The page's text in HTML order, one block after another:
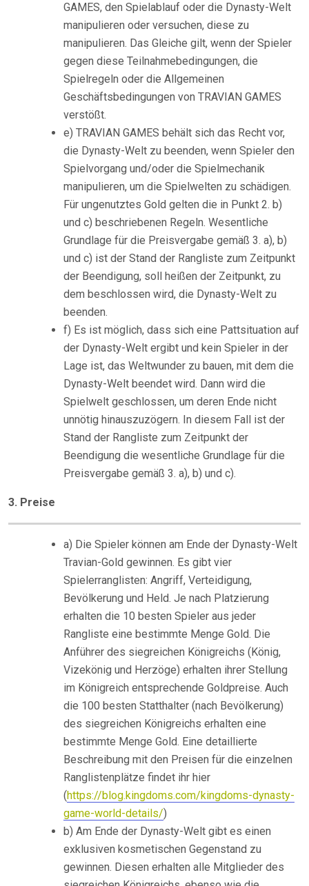
GAMES, den Spielablauf oder die Dynasty-Welt
manipulieren oder versuchen, diese zu
manipulieren. Das Gleiche gilt, wenn der Spieler
gegen diese Teilnahmebedingungen, die
Spielregeln oder die Allgemeinen
Geschäftsbedingungen von TRAVIAN GAMES
verstößt.
e) TRAVIAN GAMES behält sich das Recht vor,
die Dynasty-Welt zu beenden, wenn Spieler den
Spielvorgang und/oder die Spielmechanik
manipulieren, um die Spielwelten zu schädigen.
Für ungenutztes Gold gelten die in Punkt 2. b)
und c) beschriebenen Regeln. Wesentliche
Grundlage für die Preisvergabe gemäß 3. a), b)
und c) ist der Stand der Rangliste zum Zeitpunkt
der Beendigung, soll heißen der Zeitpunkt, zu
dem beschlossen wird, die Dynasty-Welt zu
beenden.
f) Es ist möglich, dass sich eine Pattsituation auf
der Dynasty-Welt ergibt und kein Spieler in der
Lage ist, das Weltwunder zu bauen, mit dem die
Dynasty-Welt beendet wird. Dann wird die
Spielwelt geschlossen, um deren Ende nicht
unnötig hinauszuzögern. In diesem Fall ist der
Stand der Rangliste zum Zeitpunkt der
Beendigung die wesentliche Grundlage für die
Preisvergabe gemäß 3. a), b) und c).
3. Preise
a) Die Spieler können am Ende der Dynasty-Welt
Travian-Gold gewinnen. Es gibt vier
Spielerranglisten: Angriff, Verteidigung,
Bevölkerung und Held. Je nach Platzierung
erhalten die 10 besten Spieler aus jeder
Rangliste eine bestimmte Menge Gold. Die
Anführer des siegreichen Königreichs (König,
Vizekönig und Herzöge) erhalten ihrer Stellung
im Königreich entsprechende Goldpreise. Auch
die 100 besten Statthalter (nach Bevölkerung)
des siegreichen Königreichs erhalten eine
bestimmte Menge Gold. Eine detaillierte
Beschreibung mit den Preisen für die einzelnen
Ranglistenplätze findet ihr hier
(https://blog.kingdoms.com/kingdoms-dynasty-
game-world-details/)
b) Am Ende der Dynasty-Welt gibt es einen
exklusiven kosmetischen Gegenstand zu
gewinnen. Diesen erhalten alle Mitglieder des